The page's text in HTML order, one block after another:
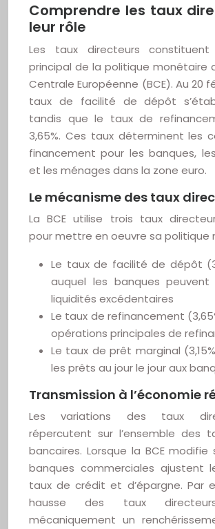
Comprendre les taux
leur rôle
Les taux directeurs constituent
principal de la politique monétaire
Centrale Européenne (BCE). Au 20
taux de facilité de dépôt
tandis que le taux de
3,65%. Ces taux déterminent les
financement pour les banques,
et les ménages dans la zone euro.
Le mécanisme des taux
La BCE utilise trois taux
pour mettre en oeuvre sa politique
Le taux de facilité de dépôt
auquel les banques peuvent
liquidités excédentaires
Le taux de refinancement
opérations principales de
Le taux de prêt marginal
les prêts au jour le jour aux
Transmission à l’économie
Les variations des taux
répercutent sur l’ensemble des
bancaires. Lorsque la BCE modifie
banques commerciales ajustent
taux de crédit et d’épargne. Par
hausse des taux
mécaniquement un